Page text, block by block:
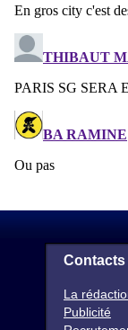
Contacts
La
Publicité